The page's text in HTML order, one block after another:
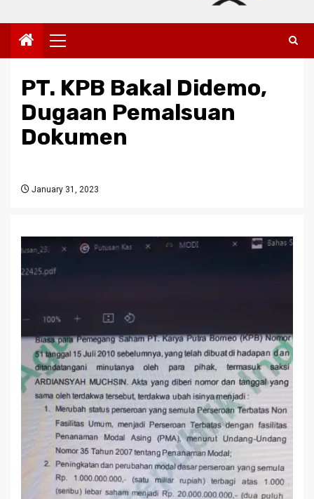
Primary
Menu
PT. KPB Bakal Didemo,
Dugaan Pemalsuan
Dokumen
January 31, 2023